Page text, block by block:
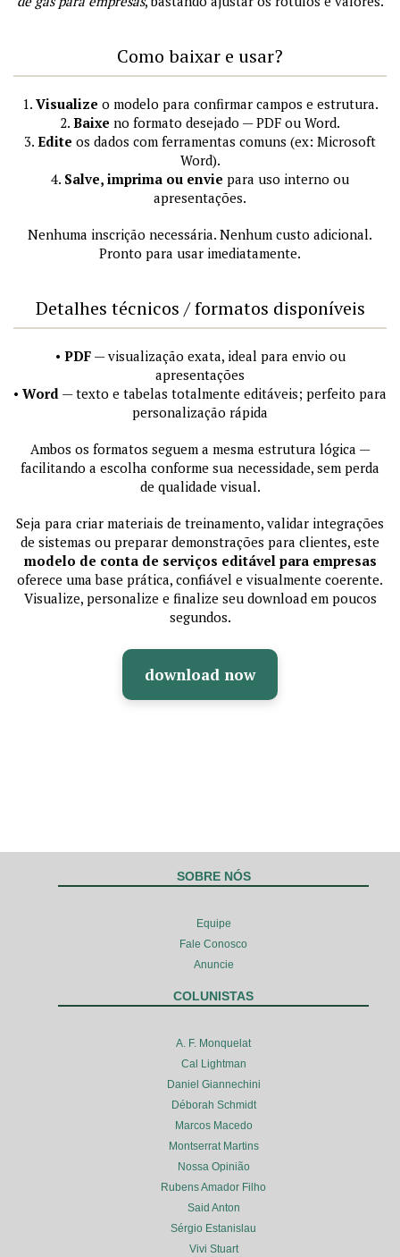
Como baixar e usar?
1. Visualize o modelo para confirmar campos e estrutura.
2. Baixe no formato desejado — PDF ou Word.
3. Edite os dados com ferramentas comuns (ex: Microsoft
Word).
4. Salve, imprima ou envie para uso interno ou
apresentações.
Nenhuma inscrição necessária. Nenhum custo adicional.
Pronto para usar imediatamente.
Detalhes técnicos / formatos disponíveis
• PDF— visualização exata, ideal para envio ou
apresentações
• Word — texto e tabelas totalmente editáveis; perfeito para
personalização rápida
Ambos os formatos seguem a mesma estrutura lógica —
facilitando a escolha conforme sua necessidade, sem perda
de qualidade visual.
Seja para criar materiais de treinamento, validar integrações
de sistemas ou preparar demonstrações para clientes, este
modelo de conta de serviços editável para empresas
oferece uma base prática, confiável e visualmente coerente.
Visualize, personalize e finalize seu download em poucos
segundos.
download now
SOBRE NÓS
Equipe
Fale Conosco
Anuncie
COLUNISTAS
A. F. Monquelat
Cal Lightman
Daniel Giannechini
Déborah Schmidt
Marcos Macedo
Montserrat Martins
Nossa Opinião
Rubens Amador Filho
Said Anton
Sérgio Estanislau
Vivi Stuart